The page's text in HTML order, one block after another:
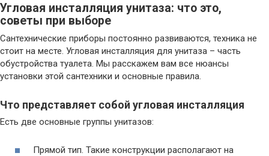
Угловая инсталляция унитаза: что это,
советы при выборе
Сантехнические приборы постоянно развиваются, техника не
стоит на месте. Угловая инсталляция для унитаза – часть
обустройства туалета. Мы расскажем вам все нюансы
установки этой сантехники и основные правила.
Что представляет собой угловая инсталляция
Есть две основные группы унитазов:
Прямой тип. Такие конструкции располагают на